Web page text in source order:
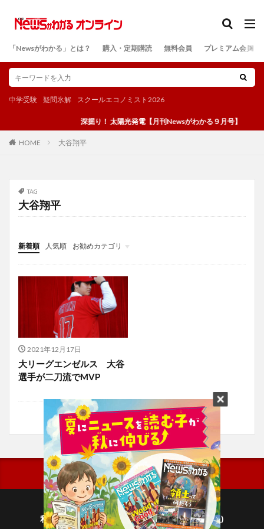
「Newsがわかる」とは？ 購入・定期購読 無料会員 プレミアム会員
中学受験 疑問氷解 スクールエコノミスト2026
深掘り！ 太陽光発電【月刊Newsがわかる９月号】
HOME 大谷翔平
TAG
大谷翔平
新着順 人気順
お勧めカテゴリ
投稿
学び
マンガ
電子書籍
2021年12月17日
大リーグエンゼルス 大谷
選手が二刀流でMVP
利用規約
プライバシーポリシー(毎日新聞出版)
検索